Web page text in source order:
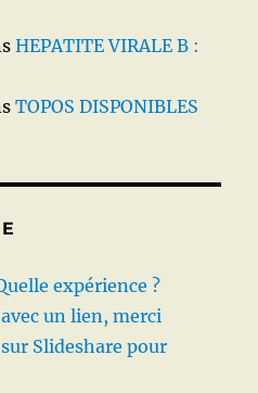
HEPATITE VIRALE B :
TOPOS DISPONIBLES
expérience ?
un lien, merci
Slideshare pour